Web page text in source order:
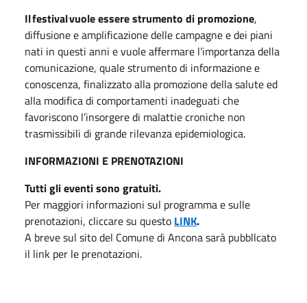
Il festival vuole essere strumento di promozione,
diffusione e amplificazione delle campagne e dei piani
nati in questi anni e vuole affermare l’importanza della
comunicazione, quale strumento di informazione e
conoscenza, finalizzato alla promozione della salute ed
alla modifica di comportamenti inadeguati che
favoriscono l’insorgere di malattie croniche non
trasmissibili di grande rilevanza epidemiologica.
INFORMAZIONI E PRENOTAZIONI
Tutti gli eventi sono gratuiti.
Per maggiori informazioni sul programma e sulle
prenotazioni, cliccare su questo LINK.
A breve sul sito del Comune di Ancona sarà pubbllcato
il link per le prenotazioni.